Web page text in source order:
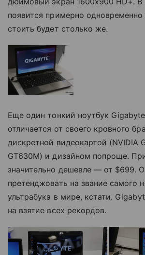
появится примерно одновременно
стоить будет столько же.
Еще один тонкий ноутбук
отличается от своего кровного
дискретной видеокартой (NVIDIA
GT630M) и дизайном попроще.
значительно дешевле — от $699.
претенджовать на звание самого
ультрабука в мире, кстати.
на взятие всех рекордов.